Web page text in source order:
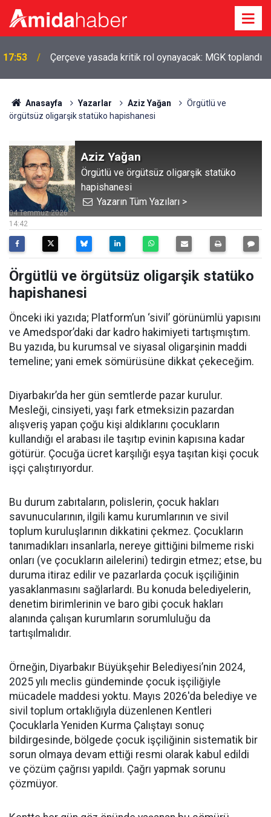
17:53 Çerçeve yasada kritik rol oynayacak: MGK toplandı
Anasayfa Yazarlar Aziz Yağan
Örgütlü ve
örgütsüz oligarşik statüko hapishanesi
Aziz Yağan
Örgütlü ve örgütsüz oligarşik statüko
hapishanesi
Yazarın Tüm Yazıları >
14:42
04 Temmuz 2026
Örgütlü ve örgütsüz oligarşik statüko
hapishanesi
Önceki iki yazıda; Platform’un ‘sivil’ görünümlü yapısını
ve Amedspor’daki dar kadro hakimiyeti tartışmıştım.
Bu yazıda, bu kurumsal ve siyasal oligarşinin maddi
temeline; yani emek sömürüsüne dikkat çekeceğim.
Diyarbakır’da her gün semtlerde pazar kurulur.
Mesleği, cinsiyeti, yaşı fark etmeksizin pazardan
alışveriş yapan çoğu kişi aldıklarını çocukların
kullandığı el arabası ile taşıtıp evinin kapısına kadar
götürür. Çocuğa ücret karşılığı eşya taşıtan kişi çocuk
işçi çalıştırıyordur.
Bu durum zabıtaların, polislerin, çocuk hakları
savunucularının, ilgili kamu kurumlarının ve sivil
toplum kuruluşlarının dikkatini çekmez. Çocukların
tanımadıkları insanlarla, nereye gittiğini bilmeme riski
onları (ve çocukların ailelerini) tedirgin etmez; etse, bu
duruma itiraz edilir ve pazarlarda çocuk işçiliğinin
yasaklanmasını sağlarlardı. Bu konuda belediyelerin,
denetim birimlerinin ve baro gibi çocuk hakları
alanında çalışan kurumların sorumluluğu da
tartışılmalıdır.
Örneğin, Diyarbakır Büyükşehir Belediyesi’nin 2024,
2025 yılı meclis gündeminde çocuk işçiliğiyle
mücadele maddesi yoktu. Mayıs 2026'da belediye ve
sivil toplum ortaklığıyla düzenlenen Kentleri
Çocuklarla Yeniden Kurma Çalıştayı sonuç
bildirgesinde, bölgede çocuk işçiliğinin sistematik bir
sorun olmaya devam ettiği resmi olarak kabul edildi
ve çözüm çağrısı yapıldı. Çağrı yapmak sorunu
çözmüyor.